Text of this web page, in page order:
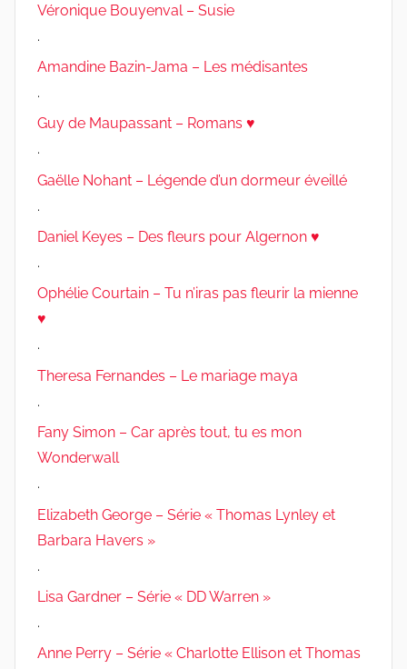
Véronique Bouyenval – Susie
.
Amandine Bazin-Jama – Les médisantes
.
Guy de Maupassant – Romans ♥
.
Gaëlle Nohant – Légende d’un dormeur éveillé
.
Daniel Keyes – Des fleurs pour Algernon ♥
.
Ophélie Courtain – Tu n’iras pas fleurir la mienne
♥
.
Theresa Fernandes – Le mariage maya
.
Fany Simon – Car après tout, tu es mon
Wonderwall
.
Elizabeth George – Série « Thomas Lynley et
Barbara Havers »
.
Lisa Gardner – Série « DD Warren »
.
Anne Perry – Série « Charlotte Ellison et Thomas